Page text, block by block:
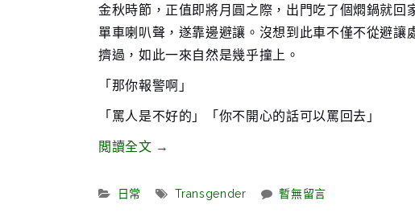
金秋時節，正值即將月圓之際，出門吃了個燜鍋就
單車喇叭聲，遂靠邊避讓。沒想到此車不僅不從避
擠過，如此一來自然是幾乎撞上。
「那你報警啊」
「罵人是不好的」「你不開心的話可以罵回去」
閲讀全文“深
報
→
Categories:
日常 Tags:
Transgender 暫無留言